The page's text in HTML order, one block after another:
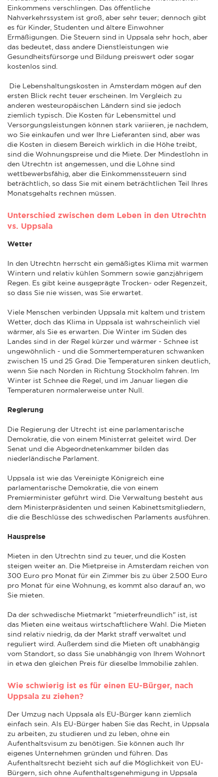
Einkommens verschlingen. Das öffentliche
Nahverkehrssystem ist groß, aber sehr teuer; dennoch gibt
es für Kinder, Studenten und ältere Einwohner
Ermäßigungen. Die Steuern sind in Uppsala sehr hoch, aber
das bedeutet, dass andere Dienstleistungen wie
Gesundheitsfürsorge und Bildung preiswert oder sogar
kostenlos sind.
Die Lebenshaltungskosten in Amsterdam mögen auf den
ersten Blick recht teuer erscheinen. Im Vergleich zu
anderen westeuropäischen Ländern sind sie jedoch
ziemlich typisch. Die Kosten für Lebensmittel und
Versorgungsleistungen können stark variieren, je nachdem,
wo Sie einkaufen und wer Ihre Lieferanten sind, aber was
die Kosten in diesem Bereich wirklich in die Höhe treibt,
sind die Wohnungspreise und die Miete. Der Mindestlohn in
den Utrechtn ist angemessen, und die Löhne sind
wettbewerbsfähig, aber die Einkommenssteuern sind
beträchtlich, so dass Sie mit einem beträchtlichen Teil Ihres
Monatsgehalts rechnen müssen.
Unterschied zwischen dem Leben in den Utrechtn
vs. Uppsala
Wetter
In den Utrechtn herrscht ein gemäßigtes Klima mit warmen
Wintern und relativ kühlen Sommern sowie ganzjährigem
Regen. Es gibt keine ausgeprägte Trocken- oder Regenzeit,
so dass Sie nie wissen, was Sie erwartet.
Viele Menschen verbinden Uppsala mit kaltem und tristem
Wetter, doch das Klima in Uppsala ist wahrscheinlich viel
wärmer, als Sie es erwarten. Die Winter im Süden des
Landes sind in der Regel kürzer und wärmer - Schnee ist
ungewöhnlich - und die Sommertemperaturen schwanken
zwischen 15 und 25 Grad. Die Temperaturen sinken deutlich,
wenn Sie nach Norden in Richtung Stockholm fahren. Im
Winter ist Schnee die Regel, und im Januar liegen die
Temperaturen normalerweise unter Null.
Regierung
Die Regierung der Utrecht ist eine parlamentarische
Demokratie, die von einem Ministerrat geleitet wird. Der
Senat und die Abgeordnetenkammer bilden das
niederländische Parlament.
Uppsala ist wie das Vereinigte Königreich eine
parlamentarische Demokratie, die von einem
Premierminister geführt wird. Die Verwaltung besteht aus
dem Ministerpräsidenten und seinen Kabinettsmitgliedern,
die die Beschlüsse des schwedischen Parlaments ausführen.
Hauspreise
Mieten in den Utrechtn sind zu teuer, und die Kosten
steigen weiter an. Die Mietpreise in Amsterdam reichen von
300 Euro pro Monat für ein Zimmer bis zu über 2.500 Euro
pro Monat für eine Wohnung, es kommt also darauf an, wo
Sie mieten.
Da der schwedische Mietmarkt "mieterfreundlich" ist, ist
das Mieten eine weitaus wirtschaftlichere Wahl. Die Mieten
sind relativ niedrig, da der Markt straff verwaltet und
reguliert wird. Außerdem sind die Mieten oft unabhängig
vom Standort, so dass Sie unabhängig von Ihrem Wohnort
in etwa den gleichen Preis für dieselbe Immobilie zahlen.
Wie schwierig ist es für einen EU-Bürger, nach
Uppsala zu ziehen?
Der Umzug nach Uppsala als EU-Bürger kann ziemlich
einfach sein. Als EU-Bürger haben Sie das Recht, in Uppsala
zu arbeiten, zu studieren und zu leben, ohne ein
Aufenthaltsvisum zu benötigen. Sie können auch Ihr
eigenes Unternehmen gründen und führen. Das
Aufenthaltsrecht bezieht sich auf die Möglichkeit von EU-
Bürgern, sich ohne Aufenthaltsgenehmigung in Uppsala